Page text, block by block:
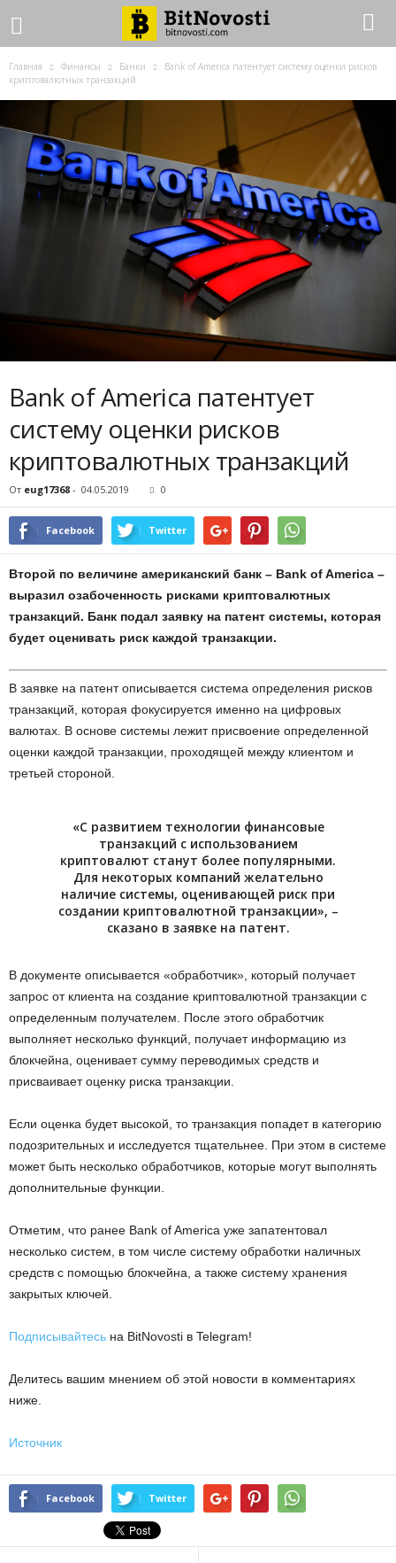
Главная Финансы Банки
Bank of America патентует систему оценки рисков
криптовалютных транзакций
Bank of America патентует
систему оценки рисков
криптовалютных транзакций
От eug17368 - 04.05.2019 0
Facebook Twitter
Второй по величине американский банк – Bank of America –
выразил озабоченность рисками криптовалютных
транзакций. Банк подал заявку на патент системы, которая
будет оценивать риск каждой транзакции.
В заявке на патент описывается система определения рисков
транзакций, которая фокусируется именно на цифровых
валютах. В основе системы лежит присвоение определенной
оценки каждой транзакции, проходящей между клиентом и
третьей стороной.
«С развитием технологии финансовые
транзакций с использованием
криптовалют станут более популярными.
Для некоторых компаний желательно
наличие системы, оценивающей риск при
создании криптовалютной транзакции», –
сказано в заявке на патент.
В документе описывается «обработчик», который получает
запрос от клиента на создание криптовалютной транзакции с
определенным получателем. После этого обработчик
выполняет несколько функций, получает информацию из
блокчейна, оценивает сумму переводимых средств и
присваивает оценку риска транзакции.
Если оценка будет высокой, то транзакция попадет в категорию
подозрительных и исследуется тщательнее. При этом в системе
может быть несколько обработчиков, которые могут выполнять
дополнительные функции.
Отметим, что ранее Bank of America уже запатентовал
несколько систем, в том числе систему обработки наличных
средств с помощью блокчейна, а также систему хранения
закрытых ключей.
Подписывайтесь на BitNovosti в Telegram!
Делитесь вашим мнением об этой новости в комментариях
ниже.
Источник
Facebook Twitter